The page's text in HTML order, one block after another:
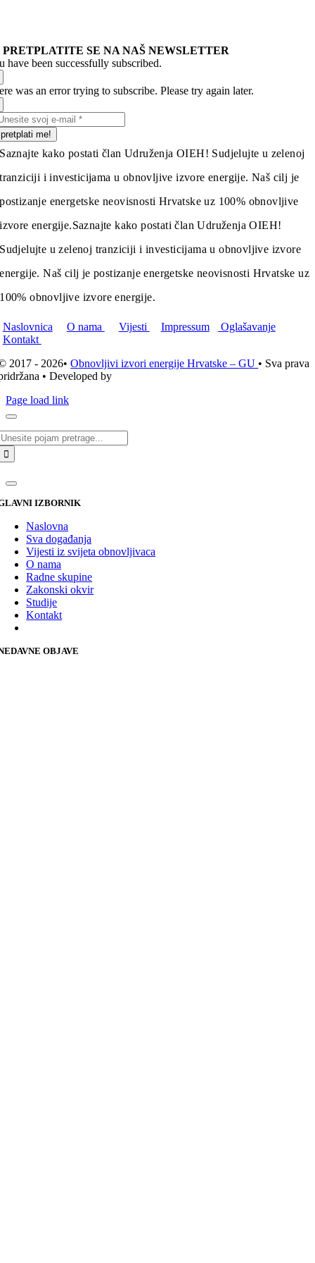
PRETPLATITE SE NA NAŠ NEWSLETTER
have been successfully subscribed.
was an error trying to subscribe. Please try again later.
pretplati me!
Saznajte kako postati član Udruženja OIEH! Sudjelujte u zelenoj
tranziciji i investicijama u obnovljive izvore energije. Naš cilj je
postizanje energetske neovisnosti Hrvatske uz 100% obnovljive
izvore energije.Saznajte kako postati član Udruženja OIEH!
Sudjelujte u zelenoj tranziciji i investicijama u obnovljive izvore
energije. Naš cilj je postizanje energetske neovisnosti Hrvatske uz
100% obnovljive izvore energije.
Naslovnica O nama Vijesti Impressum
Oglašavanje
Kontakt
2017 - 2026•Obnovljivi izvori energije Hrvatske – GU • Sva prava
• Developed by
Page load link
IZBORNIK
Naslovna
Sva događanja
Vijesti iz svijeta obnovljivaca
O nama
Radne skupine
Zakonski okvir
Studije
Kontakt
OBJAVE